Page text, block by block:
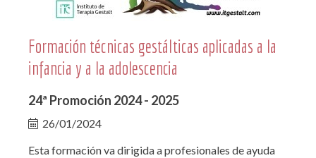
Formación técnicas gestálticas aplicadas a la
infancia y a la adolescencia
24ª Promoción 2024 - 2025
26/01/2024
Esta formación va dirigida a profesionales de ayuda